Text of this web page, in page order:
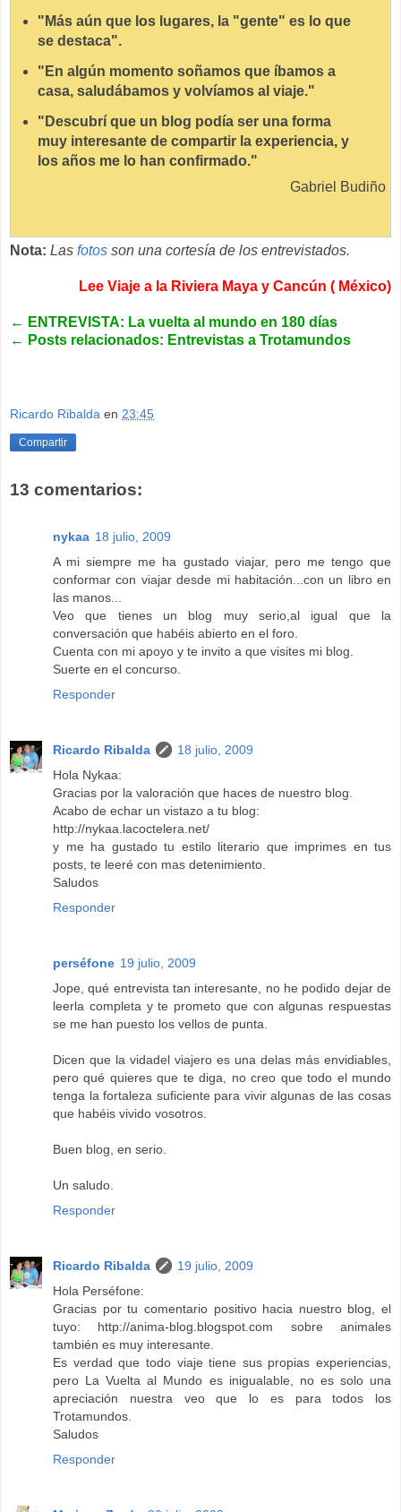
"Más aún que los lugares, la "gente" es lo que
se destaca".
"En algún momento soñamos que íbamos a
casa, saludábamos y volvíamos al viaje."
"Descubrí que un blog podía ser una forma
muy interesante de compartir la experiencia, y
los años me lo han confirmado."
Gabriel Budiño
Nota: Las fotos son una cortesía de los entrevistados.
Lee Viaje a la Riviera Maya y Cancún ( México)
← ENTREVISTA: La vuelta al mundo en 180 días
← Posts relacionados: Entrevistas a Trotamundos
Ricardo Ribalda en 23:45
Compartir
13 comentarios:
nykaa 18 julio, 2009
A mi siempre me ha gustado viajar, pero me tengo que
conformar con viajar desde mi habitación...con un libro en
las manos...
Veo que tienes un blog muy serio,al igual que la
conversación que habéis abierto en el foro.
Cuenta con mi apoyo y te invito a que visites mi blog.
Suerte en el concurso.
Responder
Ricardo Ribalda
18 julio, 2009
Hola Nykaa:
Gracias por la valoración que haces de nuestro blog.
Acabo de echar un vistazo a tu blog:
http://nykaa.lacoctelera.net/
y me ha gustado tu estilo literario que imprimes en tus
posts, te leeré con mas detenimiento.
Saludos
Responder
perséfone 19 julio, 2009
Jope, qué entrevista tan interesante, no he podido dejar de
leerla completa y te prometo que con algunas respuestas
se me han puesto los vellos de punta.
Dicen que la vidadel viajero es una delas más envidiables,
pero qué quieres que te diga, no creo que todo el mundo
tenga la fortaleza suficiente para vivir algunas de las cosas
que habéis vivido vosotros.
Buen blog, en serio.
Un saludo.
Responder
Ricardo Ribalda
19 julio, 2009
Hola Perséfone:
Gracias por tu comentario positivo hacia nuestro blog, el
tuyo: http://anima-blog.blogspot.com sobre animales
también es muy interesante.
Es verdad que todo viaje tiene sus propias experiencias,
pero La Vuelta al Mundo es inigualable, no es solo una
apreciación nuestra veo que lo es para todos los
Trotamundos.
Saludos
Responder